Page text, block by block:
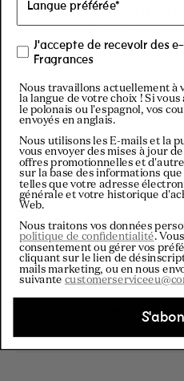
inspiré par un
en compagnie d'un
J'accepte de recevoir des
Fragrances
Nous travaillons actuellement à
la langue de votre choix ! Si
le polonais ou l'espagnol, vos
envoyés en anglais.
Nous utilisons les E-mails et la
vous envoyer des mises à jour
offres promotionnelles et
sur la base des informations
telles que votre adresse
générale et votre historique
Web.
Nous traitons vos données
politique de confidentialité.
consentement ou gérer vos
cliquant sur le lien de
mails marketing, ou en nous
suivante